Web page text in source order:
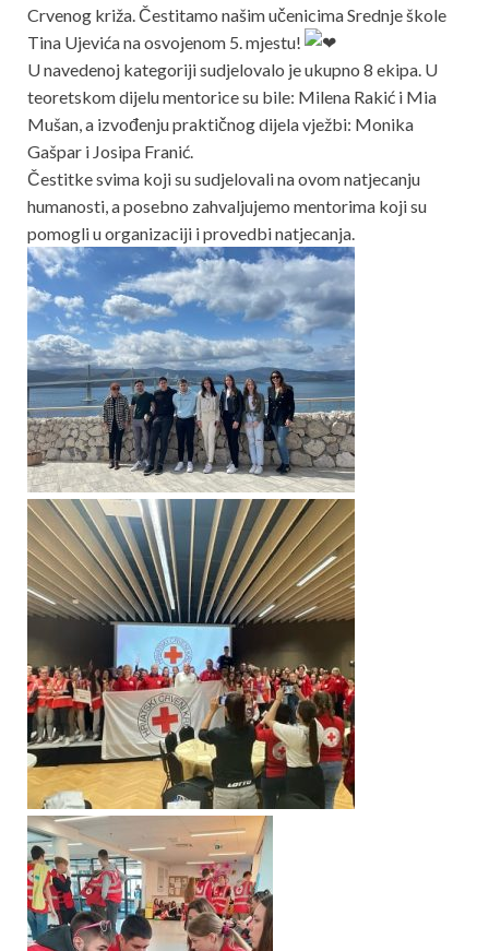
Crvenog križa. Čestitamo našim učenicima Srednje škole
Tina Ujevića na osvojenom 5. mjestu!
U navedenoj kategoriji sudjelovalo je ukupno 8 ekipa. U
teoretskom dijelu mentorice su bile: Milena Rakić i Mia
Mušan, a izvođenju praktičnog dijela vježbi: Monika
Gašpar i Josipa Franić.
Čestitke svima koji su sudjelovali na ovom natjecanju
humanosti, a posebno zahvaljujemo mentorima koji su
pomogli u organizaciji i provedbi natjecanja.